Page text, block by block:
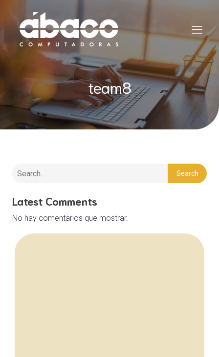
team8
Search
Latest Comments
No hay comentarios que mostrar.